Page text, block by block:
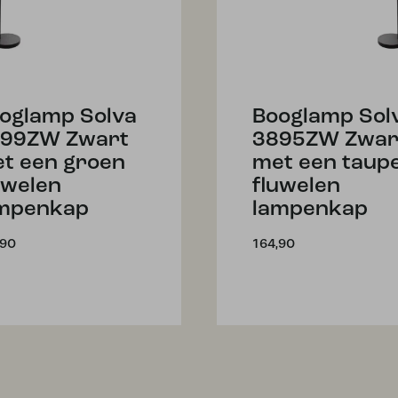
Solva
Zwart
een groen
Booglamp
3895ZW
met een
fluwelen
lampenkap
164,90